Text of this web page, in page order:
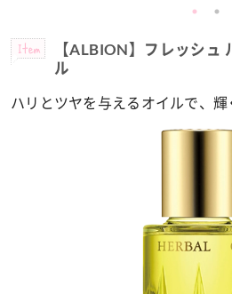
Item
【ALBION】フレッシュ
ル
ハリとツヤを与えるオイルで、輝